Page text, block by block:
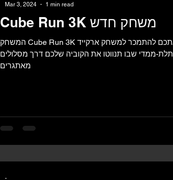
Cube Run 3K משחק חדש
המשחק Cube Run 3K מזמין אתכם להתמכר למשחק ארקייד
תלת-ממדי שבו תנווטו את הקוביה שלכם דרך מסלולים
מאתגרים
Mar 3, 2024
1 min read
-